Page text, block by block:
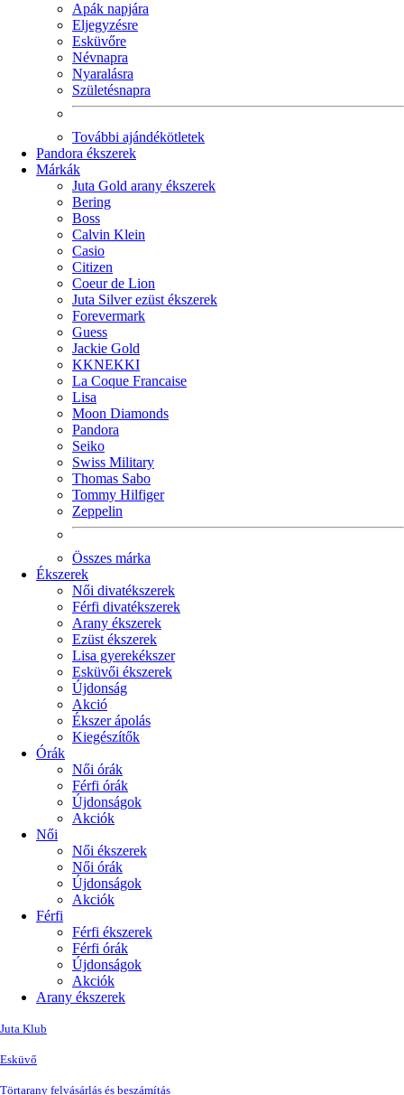
Apák napjára
Eljegyzésre
Esküvőre
Névnapra
Nyaralásra
Születésnapra
További ajándékötletek
Pandora ékszerek
Márkák
Juta Gold arany ékszerek
Bering
Boss
Calvin Klein
Casio
Citizen
Coeur de Lion
Juta Silver ezüst ékszerek
Forevermark
Guess
Jackie Gold
KKNEKKI
La Coque Francaise
Lisa
Moon Diamonds
Pandora
Seiko
Swiss Military
Thomas Sabo
Tommy Hilfiger
Zeppelin
Összes márka
Ékszerek
Női divatékszerek
Férfi divatékszerek
Arany ékszerek
Ezüst ékszerek
Lisa gyerekékszer
Esküvői ékszerek
Újdonság
Akció
Ékszer ápolás
Kiegészítők
Órák
Női órák
Férfi órák
Újdonságok
Akciók
Női
Női ékszerek
Női órák
Újdonságok
Akciók
Férfi
Férfi ékszerek
Férfi órák
Újdonságok
Akciók
Arany ékszerek
Juta Klub
Esküvő
Törtarany felvásárlás és beszámítás